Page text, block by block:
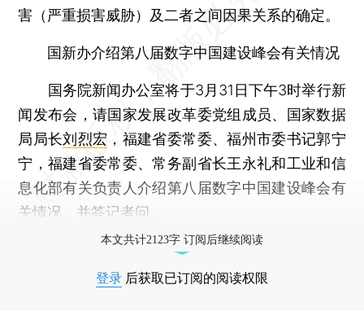
害（严重损害威胁）及二者之间因果关系的确定。
国新办介绍第八届数字中国建设峰会有关情况
国务院新闻办公室将于3月31日下午3时举行新
闻发布会，请国家发展改革委党组成员、国家数据
局局长刘烈宏 ，福建省委常委、福州市委书记郭宁
宁，福建省委常委、常务副省长王永礼和工业和信
息化部有关负责人介绍第八届数字中国建设峰会有
关情况，并答记者问。
本文共计2123字 订阅后继续阅读
登录 后获取已订阅的阅读权限